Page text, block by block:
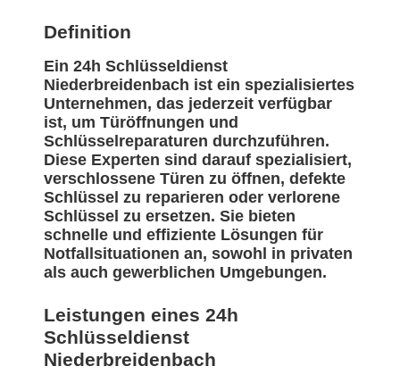
Definition
Ein 24h Schlüsseldienst
Niederbreidenbach ist ein spezialisiertes
Unternehmen, das jederzeit verfügbar
ist, um Türöffnungen und
Schlüsselreparaturen durchzuführen.
Diese Experten sind darauf spezialisiert,
verschlossene Türen zu öffnen, defekte
Schlüssel zu reparieren oder verlorene
Schlüssel zu ersetzen. Sie bieten
schnelle und effiziente Lösungen für
Notfallsituationen an, sowohl in privaten
als auch gewerblichen Umgebungen.
Leistungen eines 24h
Schlüsseldienst
Niederbreidenbach